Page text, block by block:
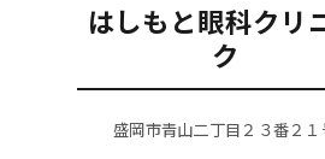
はしもと眼科クリ
ク
盛岡市青山二丁目２３番２１